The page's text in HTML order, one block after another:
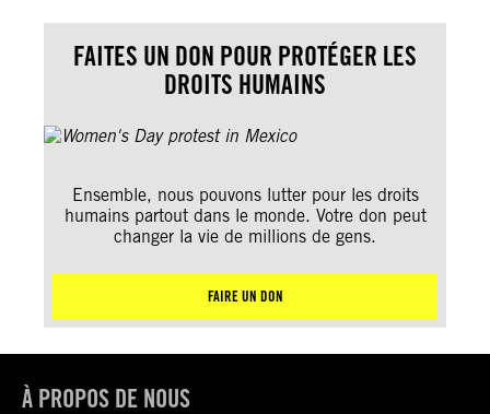
FAITES UN DON POUR PROTÉGER LES
DROITS HUMAINS
Ensemble, nous pouvons lutter pour les droits
humains partout dans le monde. Votre don peut
changer la vie de millions de gens.
FAIRE UN DON
À PROPOS DE NOUS